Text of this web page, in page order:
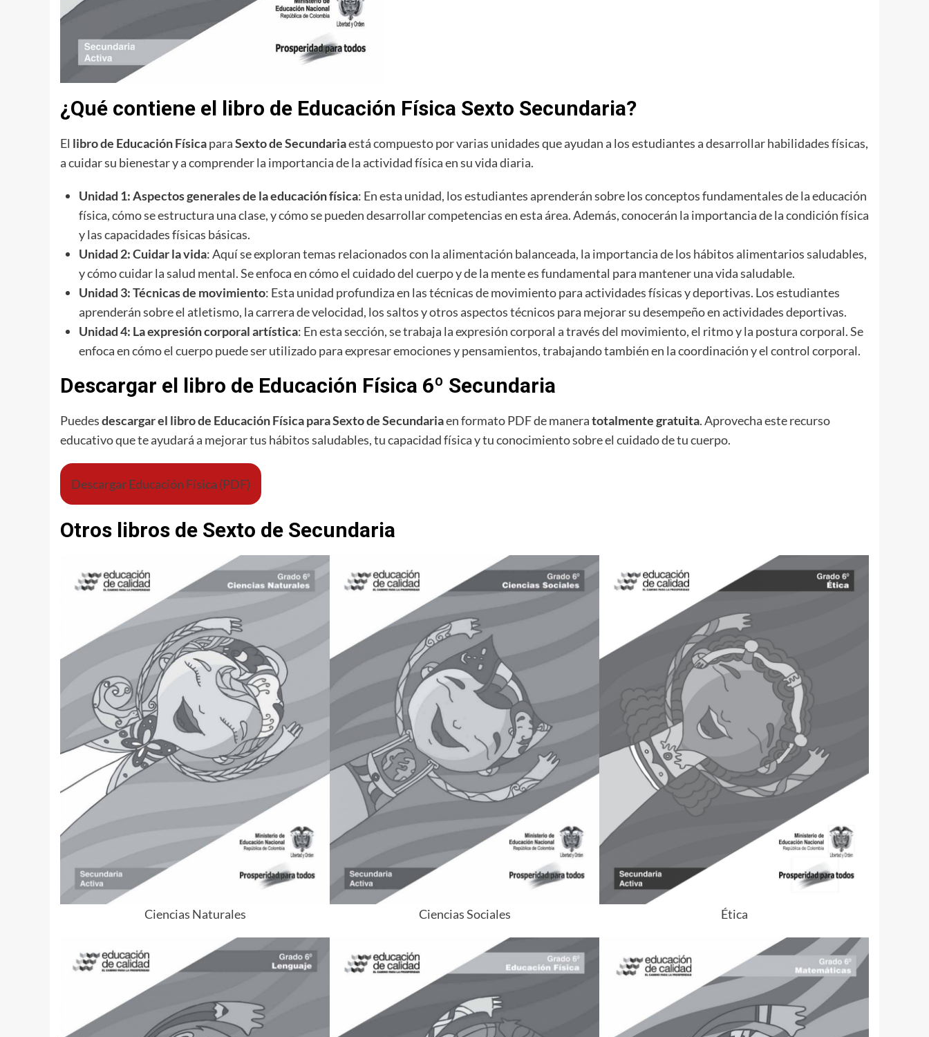
¿Qué contiene el libro de Educación Física Sexto Secundaria?
El libro de Educación FísicaparaSexto de Secundariaestá compuesto por varias unidades que ayudan a los estudiantes a desarrollar habilidades físicas,
a cuidar su bienestar y a comprender la importancia de la actividad física en su vida diaria.
Unidad 1: Aspectos generales de la educación física: En esta unidad, los estudiantes aprenderán sobre los conceptos fundamentales de la educación
física, cómo se estructura una clase, y cómo se pueden desarrollar competencias en esta área. Además, conocerán la importancia de la condición física
y las capacidades físicas básicas.
Unidad 2: Cuidar la vida: Aquí se exploran temas relacionados con la alimentación balanceada, la importancia de los hábitos alimentarios saludables,
y cómo cuidar la salud mental. Se enfoca en cómo el cuidado del cuerpo y de la mente es fundamental para mantener una vida saludable.
Unidad 3: Técnicas de movimiento: Esta unidad profundiza en las técnicas de movimiento para actividades físicas y deportivas. Los estudiantes
aprenderán sobre el atletismo, la carrera de velocidad, los saltos y otros aspectos técnicos para mejorar su desempeño en actividades deportivas.
Unidad 4: La expresión corporal artística: En esta sección, se trabaja la expresión corporal a través del movimiento, el ritmo y la postura corporal. Se
enfoca en cómo el cuerpo puede ser utilizado para expresar emociones y pensamientos, trabajando también en la coordinación y el control corporal.
Descargar el libro de Educación Física 6º Secundaria
Puedesdescargar el libro de Educación Física para Sexto de Secundariaen formato PDF de maneratotalmente gratuita. Aprovecha este recurso
educativo que te ayudará a mejorar tus hábitos saludables, tu capacidad física y tu conocimiento sobre el cuidado de tu cuerpo.
Descargar Educación Física (PDF)
Otros libros de Sexto de Secundaria
Ciencias Naturales Ciencias Sociales Ética